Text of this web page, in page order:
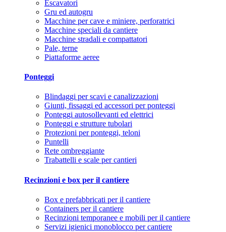
Escavatori
Gru ed autogru
Macchine per cave e miniere, perforatrici
Macchine speciali da cantiere
Macchine stradali e compattatori
Pale, terne
Piattaforme aeree
Ponteggi
Blindaggi per scavi e canalizzazioni
Giunti, fissaggi ed accessori per ponteggi
Ponteggi autosollevanti ed elettrici
Ponteggi e strutture tubolari
Protezioni per ponteggi, teloni
Puntelli
Rete ombreggiante
Trabattelli e scale per cantieri
Recinzioni e box per il cantiere
Box e prefabbricati per il cantiere
Containers per il cantiere
Recinzioni temporanee e mobili per il cantiere
Servizi igienici monoblocco per cantiere